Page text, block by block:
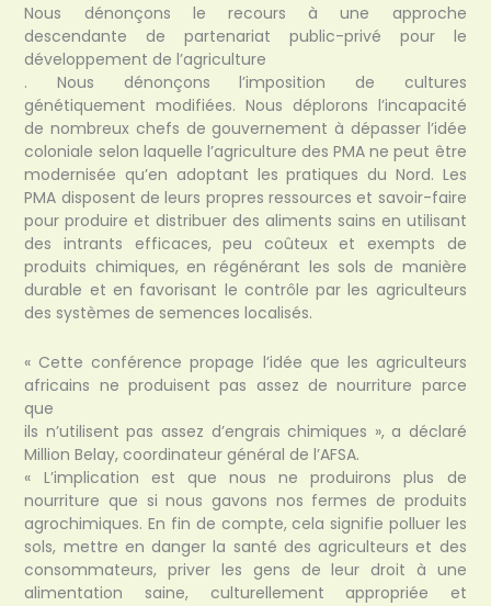
Nous dénonçons le recours à une approche
descendante de partenariat public-privé pour le
développement de l’agriculture
. Nous dénonçons l’imposition de cultures
génétiquement modifiées. Nous déplorons l’incapacité
de nombreux chefs de gouvernement à dépasser l’idée
coloniale selon laquelle l’agriculture des PMA ne peut être
modernisée qu’en adoptant les pratiques du Nord. Les
PMA disposent de leurs propres ressources et savoir-faire
pour produire et distribuer des aliments sains en utilisant
des intrants efficaces, peu coûteux et exempts de
produits chimiques, en régénérant les sols de manière
durable et en favorisant le contrôle par les agriculteurs
des systèmes de semences localisés.
« Cette conférence propage l’idée que les agriculteurs
africains ne produisent pas assez de nourriture parce
que
ils n’utilisent pas assez d’engrais chimiques », a déclaré
Million Belay, coordinateur général de l’AFSA.
« L’implication est que nous ne produirons plus de
nourriture que si nous gavons nos fermes de produits
agrochimiques. En fin de compte, cela signifie polluer les
sols, mettre en danger la santé des agriculteurs et des
consommateurs, priver les gens de leur droit à une
alimentation saine, culturellement appropriée et